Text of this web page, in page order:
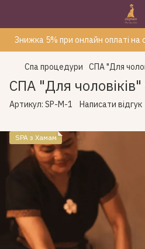
Знижка 5% при онлайн оплаті на
Спа процедури СПА "Для
СПА "Для чоловіків"
Артикул: SP-M-1 Написати відгук
SPA з Хамам